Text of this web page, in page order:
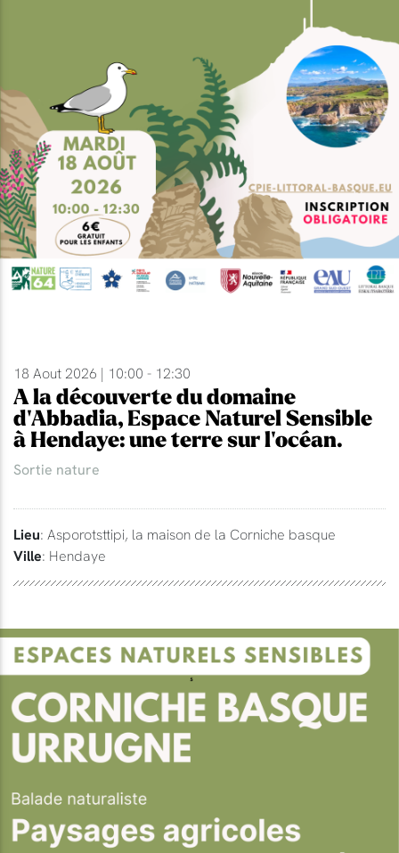
18 Aout 2026 | 10:00 - 12:30
A la découverte du domaine
d'Abbadia, Espace Naturel Sensible
à Hendaye: une terre sur l'océan.
Sortie nature
Lieu: Asporotsttipi, la maison de la Corniche basque
Ville: Hendaye